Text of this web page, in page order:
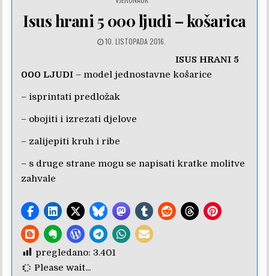
Isus hrani 5 000 ljudi – košarica
10. LISTOPADA 2016.
ISUS HRANI 5
000 LJUDI – model jednostavne košarice
– isprintati predložak
– obojiti i izrezati djelove
– zalijepiti kruh i ribe
– s druge strane mogu se napisati kratke molitve
zahvale
pregledano: 3.401
Please wait...